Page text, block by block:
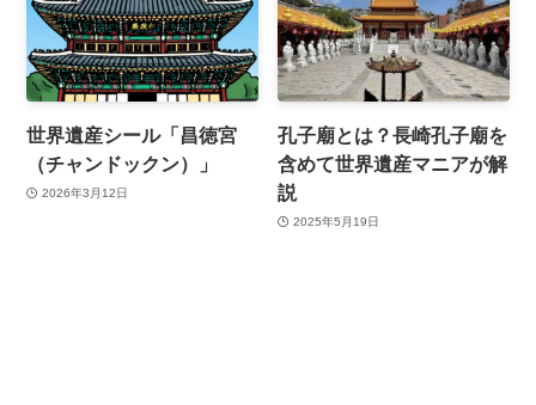
世界遺産シール「昌徳宮
（チャンドックン）」
2026年3月12日
孔子廟とは？長崎孔子廟を
含めて世界遺産マニアが解
説
2025年5月19日